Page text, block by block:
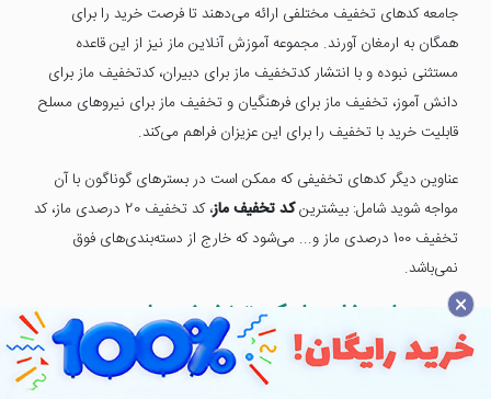
جامعه کدهای تخفیف مختلفی ارائه می‌دهند تا فرصت خرید را برای
همگان به ارمغان آورند. مجموعه آموزش آنلاین ماز نیز از این قاعده
مستثنی نبوده و با انتشار کدتخفیف ماز برای دبیران، کدتخفیف ماز برای
دانش آموز، تخفیف ماز برای فرهنگیان و تخفیف ماز برای نیروهای مسلح
قابلیت خرید با تخفیف را برای این عزیزان فراهم می‌کند.
عناوین دیگر کدهای تخفیفی که ممکن است در بسترهای گوناگون با آن
مواجه شوید شامل: بیشترینکد تخفیف ماز
، کد تخفیف 20 درصدی ماز، کد
تخفیف 100 درصدی ماز و... می‌شود که خارج از دسته‌بندی‌های فوق
نمی‌باشد.
نحوه استفاده از کد تخفیف ماز
ابتدا به صفحه فروشگاه ماز در وبسایت موپُن رفته، کد تخفیف ویژه ماز را
کپی و از طریق دکمه خرید کنید وارد وبسایت ماز شوید. در قدم بعدی از
×